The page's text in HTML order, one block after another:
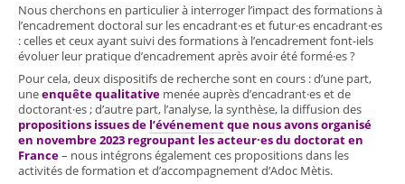
Nous cherchons en particulier à interroger l’impact des formations à
l’encadrement doctoral sur les encadrant·es et futur·es encadrant·es
: celles et ceux ayant suivi des formations à l’encadrement font-iels
évoluer leur pratique d’encadrement après avoir été formé·es ?
Pour cela, deux dispositifs de recherche sont en cours : d’une part,
uneenquête qualitative menée auprès d’encadrant·es et de
doctorant·es ; d’autre part, l’analyse, la synthèse, la diffusion des
propositions issues de l’événementque nous avons organisé
en novembre 2023 regroupant les acteur·es du doctorat en
France– nous intégrons également ces propositions dans les
activités de formation et d’accompagnement d’Adoc Mètis.